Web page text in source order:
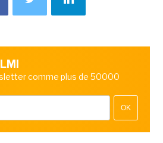
comme plus de 50000
OK